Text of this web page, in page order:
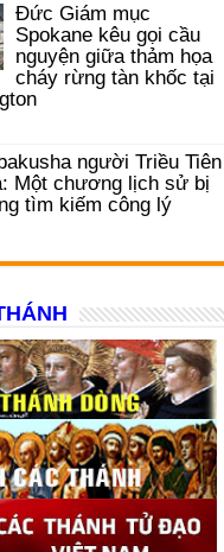
Đức Giám mục
Spokane kêu gọi cầu
nguyện giữa thảm họa
cháy rừng tàn khốc tại
người Triều Tiên
Một chương lịch sử bị
tìm kiếm công lý